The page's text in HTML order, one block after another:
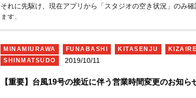
それに先駆け、現在アプリから「スタジオの空き状況」のみ
ます。
それまでは従来通りお電話のみの受付となりますのでご注意く
MINAMIURAWA FUNABASHI KITASENJU
SHINMATSUDO
2019/10/11
【重要】台風19号の接近に伴う営業時間変更のお知ら